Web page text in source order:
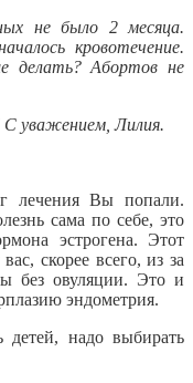
не было 2 месяца.
кровотечение.
делать? Абортов не
С уважением, Лилия.
лечения Вы попали.
сама по себе, это
эстрогена. Этот
скорее всего, из за
без овуляции. Это и
эндометрия.
детей, надо выбирать